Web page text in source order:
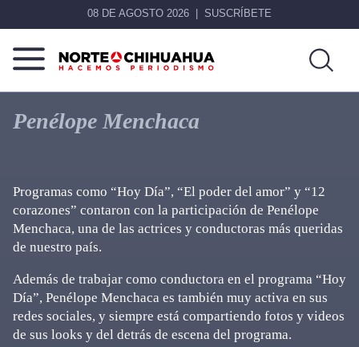
08 DE AGOSTO 2026 SUSCRÍBETE
Norte
De
Chihuahua
Más
que
noticias,
Penélope Menchaca
Programas como “Hoy Día”, “El poder del amor” y “12
corazones” contaron con la participación de Penélope
Menchaca, una de las actrices y conductoras más queridas
de nuestro país.
Además de trabajar como conductora en el programa “Hoy
Día”, Penélope Menchaca es también muy activa en sus
redes sociales, y siempre está compartiendo fotos y videos
de sus looks y del detrás de escena del programa.